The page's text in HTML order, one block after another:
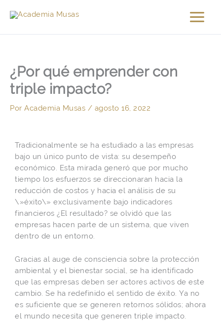
¿Por qué emprender con
triple impacto?
Por Academia Musas / agosto 16, 2022
Tradicionalmente se ha estudiado a las empresas
bajo un único punto de vista: su desempeño
económico. Esta mirada generó que por mucho
tiempo los esfuerzos se direccionaran hacia la
reducción de costos y hacia el análisis de su
\»éxito\» exclusivamente bajo indicadores
financieros ¿El resultado? se olvidó que las
empresas hacen parte de un sistema, que viven
dentro de un entorno.
Gracias al auge de consciencia sobre la protección
ambiental y el bienestar social, se ha identificado
que las empresas deben ser actores activos de este
cambio. Se ha redefinido el sentido de éxito. Ya no
es suficiente que se generen retornos sólidos; ahora
el mundo necesita que generen triple impacto.